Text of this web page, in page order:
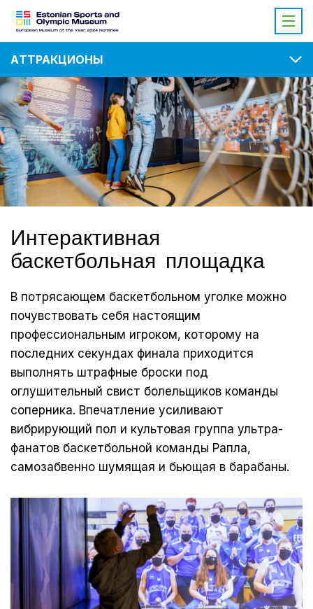
AТТРАКЦИОНЫ
Интерактивная
баскетбольная площадка
В потрясающем баскетбольном уголке можно
почувствовать себя настоящим
профессиональным игроком, которому на
последних секундах финала приходится
выполнять штрафные броски под
оглушительный свист болельщиков команды
соперника. Впечатление усиливают
вибрирующий пол и культовая группа ультра-
фанатов баскетбольной команды Рапла,
самозабвенно шумящая и бьющая в барабаны.